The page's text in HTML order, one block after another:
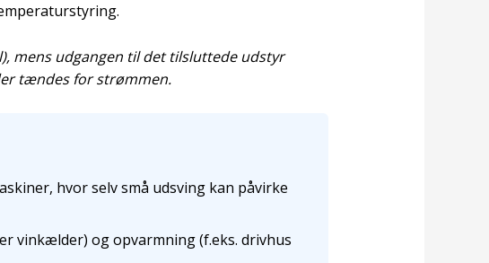
mens udgangen til det tilsluttede udstyr
tændes for strømmen.
hvor selv små udsving kan påvirke
vinkælder) og opvarmning (f.eks. drivhus